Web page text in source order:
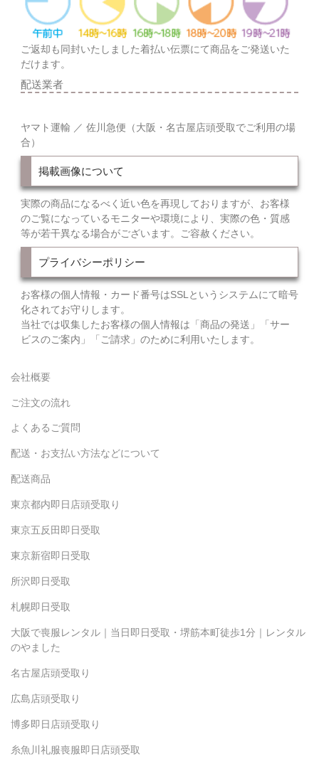
ご返却も同封いたしました着払い伝票にて商品をご発送いた
だけます。
配送業者
ヤマト運輸 ／ 佐川急便（大阪・名古屋店頭受取でご利用の場
合）
掲載画像について
実際の商品になるべく近い色を再現しておりますが、お客様
のご覧になっているモニターや環境により、実際の色・質感
等が若干異なる場合がございます。ご容赦ください。
プライバシーポリシー
お客様の個人情報・カード番号はSSLというシステムにて暗号
化されてお守りします。
当社では収集したお客様の個人情報は「商品の発送」「サー
ビスのご案内」「ご請求」のために利用いたします。
会社概要
ご注文の流れ
よくあるご質問
配送・お支払い方法などについて
配送商品
東京都内即日店頭受取り
東京五反田即日受取
東京新宿即日受取
所沢即日受取
札幌即日受取
大阪で喪服レンタル｜当日即日受取・堺筋本町徒歩1分｜レンタル
のやました
名古屋店頭受取り
広島店頭受取り
博多即日店頭受取り
糸魚川礼服喪服即日店頭受取